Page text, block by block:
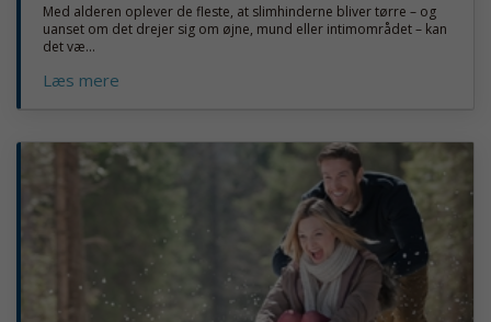
Med alderen oplever de fleste, at slimhinderne bliver tørre – og
uanset om det drejer sig om øjne, mund eller intimområdet – kan
det væ...
Læs mere